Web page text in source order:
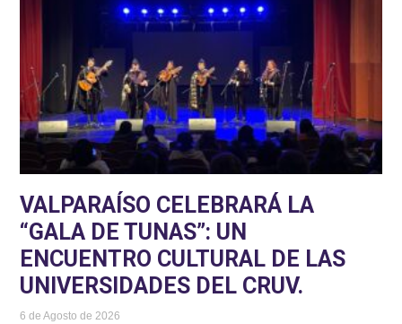
VALPARAÍSO CELEBRARÁ LA
“GALA DE TUNAS”: UN
ENCUENTRO CULTURAL DE LAS
UNIVERSIDADES DEL CRUV.
6 de Agosto de 2026